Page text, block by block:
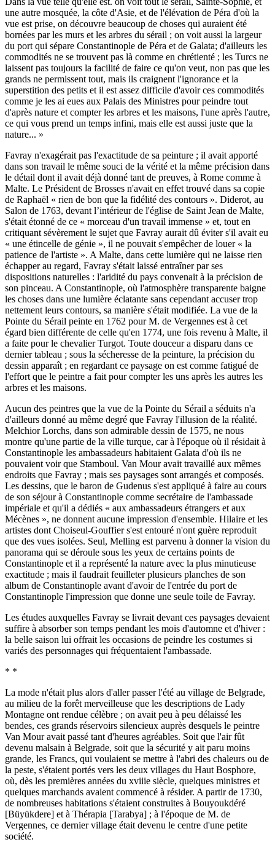
une autre mosquée, la côte d'Asie, et de l'élévation de Péra d'où la
vue est prise, on découvre beaucoup de choses qui auraient été
bornées par les murs et les arbres du sérail ; on voit aussi la largeur
du port qui sépare Constantinople de Péra et de Galata; d'ailleurs les
commodités ne se trouvent pas là comme en chrétienté ; les Turcs ne
laissent pas toujours la facilité de faire ce qu'on veut, non pas que les
grands ne permissent tout, mais ils craignent l'ignorance et la
superstition des petits et il est assez difficile d'avoir ces commodités
comme je les ai eues aux Palais des Ministres pour peindre tout
d'après nature et compter les arbres et les maisons, l'une après l'autre,
ce qui vous prend un temps infini, mais elle est aussi juste que la
nature... »
Favray n'exagérait pas l'exactitude de sa peinture ; il avait apporté
dans son travail le même souci de la vérité et la même précision dans
le détail dont il avait déjà donné tant de preuves, à Rome comme à
Malte. Le Président de Brosses n'avait en effet trouvé dans sa copie
de Raphaël « rien de bon que la fidélité des contours ». Diderot, au
Salon de 1763, devant l’intérieur de l'église de Saint Jean de Malte,
s'était étonné de ce « morceau d'un travail immense » et, tout en
critiquant sévèrement le sujet que Favray aurait dû éviter s'il avait eu
« une étincelle de génie », il ne pouvait s'empêcher de louer « la
patience de l'artiste ». A Malte, dans cette lumière qui ne laisse rien
échapper au regard, Favray s'était laissé entraîner par ses
dispositions naturelles : l'aridité du pays convenait à la précision de
son pinceau. A Constantinople, où l'atmosphère transparente baigne
les choses dans une lumière éclatante sans cependant accuser trop
nettement leurs contours, sa manière s'était modifiée. La vue de la
Pointe du Sérail peinte en 1762 pour M. de Vergennes est à cet
égard bien différente de celle qu'en 1774, une fois revenu à Malte, il
a faite pour le chevalier Turgot. Toute douceur a disparu dans ce
dernier tableau ; sous la sécheresse de la peinture, la précision du
dessin apparaît ; en regardant ce paysage on est comme fatigué de
l'effort que le peintre a fait pour compter les uns après les autres les
arbres et les maisons.
Aucun des peintres que la vue de la Pointe du Sérail a séduits n'a
d'ailleurs donné au même degré que Favray l'illusion de la réalité.
Melchior Lorchs, dans son admirable dessin de 1575, ne nous
montre qu'une partie de la ville turque, car à l'époque où il résidait à
Constantinople les ambassadeurs habitaient Galata d'où ils ne
pouvaient voir que Stamboul. Van Mour avait travaillé aux mêmes
endroits que Favray ; mais ses paysages sont arrangés et composés.
Les dessins, que le baron de Gudenus s'est appliqué à faire au cours
de son séjour à Constantinople comme secrétaire de l'ambassade
impériale et qu'il a dédiés « aux ambassadeurs étrangers et aux
Mécènes », ne donnent aucune impression d'ensemble. Hilaire et les
artistes dont Choiseul-Gouffier s'est entouré n'ont guère reproduit
que des vues isolées. Seul, Melling est parvenu à donner la vision du
panorama qui se déroule sous les yeux de certains points de
Constantinople et il a représenté la nature avec la plus minutieuse
exactitude ; mais il faudrait feuilleter plusieurs planches de son
album de Constantinople avant d'avoir de l'entrée du port de
Constantinople l'impression que donne une seule toile de Favray.
Les études auxquelles Favray se livrait devant ces paysages devaient
suffire à absorber son temps pendant les mois d'automne et d'hiver :
la belle saison lui offrait les occasions de peindre les costumes si
variés des personnages qui fréquentaient l'ambassade.
* *
La mode n'était plus alors d'aller passer l'été au village de Belgrade,
au milieu de la forêt merveilleuse que les descriptions de Lady
Montagne ont rendue célèbre ; on avait peu à peu délaissé les
bendes, ces grands réservoirs silencieux auprès desquels le peintre
Van Mour avait passé tant d'heures agréables. Soit que l'air fût
devenu malsain à Belgrade, soit que la sécurité y ait paru moins
grande, les Francs, qui voulaient se mettre à l'abri des chaleurs ou de
la peste, s'étaient portés vers les deux villages du Haut Bosphore,
où, dès les premières années du xviiie siècle, quelques ministres et
quelques marchands avaient commencé à résider. A partir de 1730,
de nombreuses habitations s'étaient construites à Bouyoukdéré
[Büyükdere] et à Thérapia [Tarabya] ; à l'époque de M. de
Vergennes, ce dernier village était devenu le centre d'une petite
société.